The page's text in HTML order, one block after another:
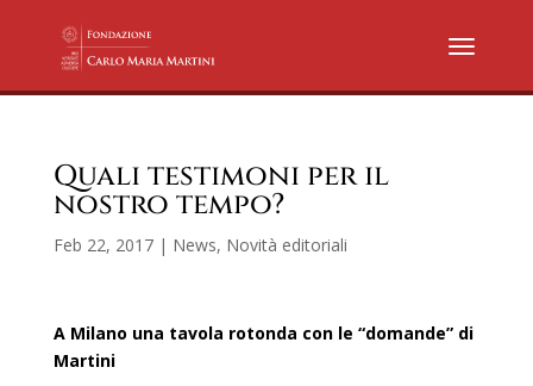
Quali testimoni per il
nostro tempo?
Feb 22, 2017| News, Novità editoriali
A Milano una tavola rotonda con le “domande” di
Martini